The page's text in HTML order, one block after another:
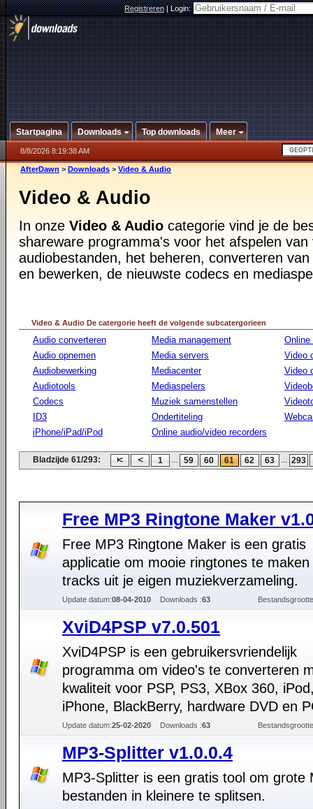
Registreren|Login:
Startpagina Downloads Top downloads Meer
8/8/2026 8:19:38 AM
AfterDawn > Downloads > Video & Audio
Video & Audio
In onze Video & Audio categorie vind je de
shareware programma's voor het afspelen van
audiobestanden, het beheren, converteren
en bewerken, de nieuwste codecs en
Video & Audio De catergorie heeft de volgende subcatergorieen
Audio converteren
Audio opnemen
Audiobewerking
Audiotools
Codecs
ID3
iPhone/iPad/iPod
Media management
Media servers
Mediacenter
Mediaspelers
Muziek samenstellen
Ondertiteling
Online audio/video recorders
Online
Video
Video
Bladzijde 61/293: 1 ... 59 60 61 62 63 ... 293
Free MP3 Ringtone Maker
Free MP3 Ringtone Maker is een gratis
applicatie om mooie ringtones te maken
tracks uit je eigen muziekverzameling.
Update datum:08-04-2010 Downloads :63
XviD4PSP v7.0.501
XviD4PSP is een gebruikersvriendelijk
programma om video's te converteren
kwaliteit voor PSP, PS3, XBox 360,
iPhone, BlackBerry, hardware DVD en
Update datum:25-02-2020 Downloads :63
MP3-Splitter v1.0.0.4
MP3-Splitter is een gratis tool om grote
bestanden in kleinere te splitsen.